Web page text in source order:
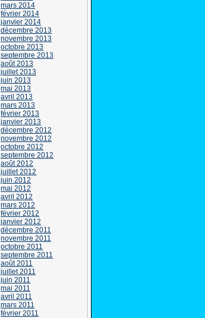
mars 2014
février 2014
janvier 2014
décembre 2013
novembre 2013
octobre 2013
septembre 2013
août 2013
juillet 2013
juin 2013
mai 2013
avril 2013
mars 2013
février 2013
janvier 2013
décembre 2012
novembre 2012
octobre 2012
septembre 2012
août 2012
juillet 2012
juin 2012
mai 2012
avril 2012
mars 2012
février 2012
janvier 2012
décembre 2011
novembre 2011
octobre 2011
septembre 2011
août 2011
juillet 2011
juin 2011
mai 2011
avril 2011
mars 2011
février 2011